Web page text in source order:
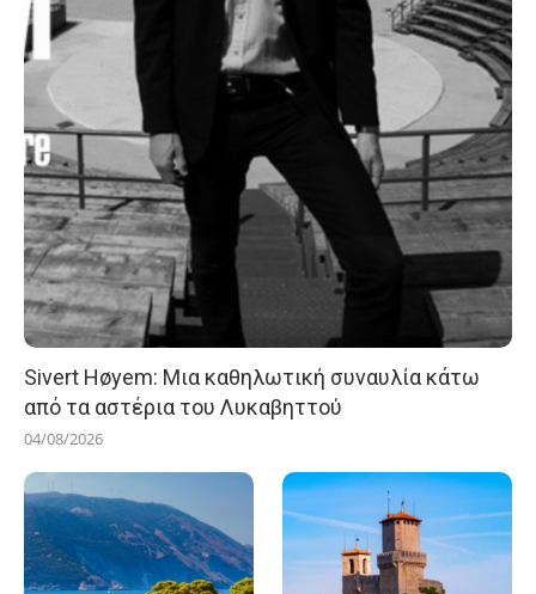
Sivert Høyem: Μια καθηλωτική συναυλία κάτω
από τα αστέρια του Λυκαβηττού
04/08/2026